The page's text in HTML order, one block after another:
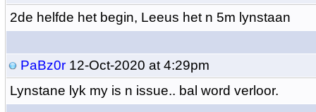
2de helfde het begin, Leeus het n 5m lynstaan
PaBz0r12-Oct-2020 at 4:29pm
Lynstane lyk my is n issue.. bal word verloor.